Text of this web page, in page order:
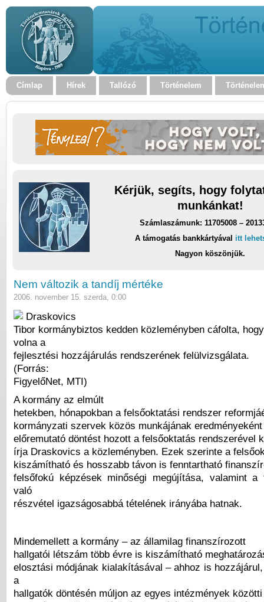
Címlap Hírek Tallózó Történelem
Kérjük, segíts, hogy
munkánkat!
Számlaszámunk: 11705008 –
A támogatás bankkártyával itt
Nagyon köszönjük.
Nem változik a tandíj mértéke
2006. november 15. szerda, 0:00
Draskovics
Tibor kormánybiztos kedden közleményben cáfolta,
volna a
fejlesztési hozzájárulás rendszerének felülvizsgálata.
(Forrás:
FigyelőNet, MTI)
A kormány az elmúlt
hetekben, hónapokban a felsőoktatási rendszer
kormányzati szervek közös munkájának
előremutató döntést hozott a felsőoktatás rendszerével
írja Draskovics a közleményben. Ezek szerinte a
kiszámítható és hosszabb távon is fenntartható
felsőfokú képzések minőségi megújítása, valamint a
való
részvétel igazságosabbá tételének irányába hatnak.
Mindemellett a kormány – az államilag finanszírozott
hallgatói létszám több évre is kiszámítható
elosztási módjának kialakításával – ahhoz is
a
hallgatók döntésén múljon az egyes intézmények